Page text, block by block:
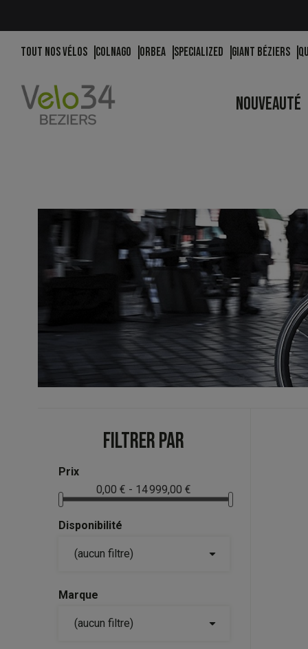
Tout nos vélos Colnago Orbea Specialized Giant Béziers
NOUVEAUTÉ
FILTRER PAR
Prix
0,00 € - 14 999,00 €
Disponibilité
(aucun filtre) 
Marque
(aucun filtre) 